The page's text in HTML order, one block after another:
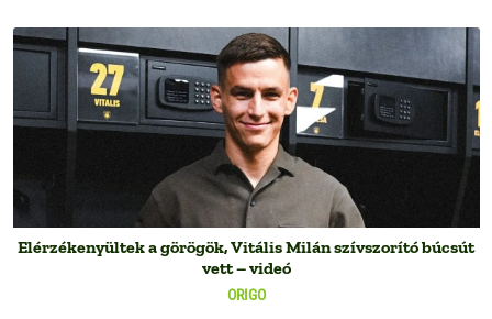
ORIGO
Elérzékenyültek a görögök, Vitális Milán szívszorító búcsút
vett – videó